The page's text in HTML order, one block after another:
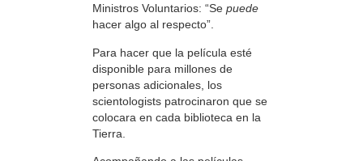
Ministros Voluntarios: “Se puede
hacer algo al respecto”.
Para hacer que la película esté
disponible para millones de
personas adicionales, los
scientologists patrocinaron que se
colocara en cada biblioteca en la
Tierra.